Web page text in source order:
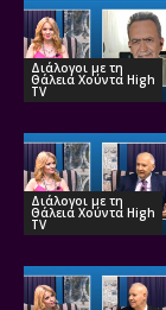
Διάλογοι με τη
Θάλεια Χούντα High
TV
Διάλογοι με τη
Θάλεια Χούντα High
TV